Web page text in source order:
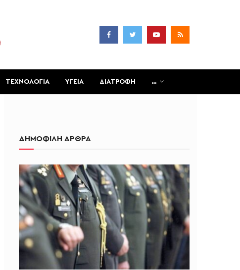
ΤΕΧΝΟΛΟΓΙΑ ΥΓΕΙΑ ΔΙΑΤΡΟΦΗ …
ΔΗΜΟΦΙΛΗ ΑΡΘΡΑ